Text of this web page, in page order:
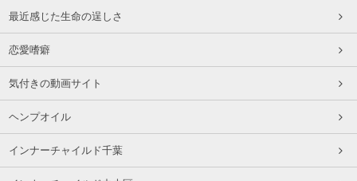
最近感じた生命の逞しさ
恋愛嗜癖
気付きの動画サイト
ヘンプオイル
インナーチャイルド千葉